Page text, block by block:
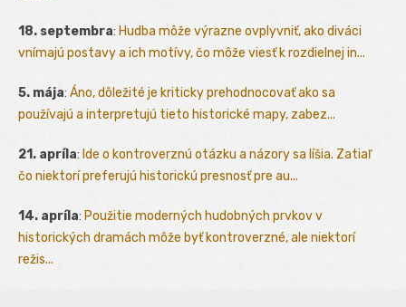
18. septembra: Hudba môže výrazne ovplyvniť, ako diváci
vnímajú postavy a ich motívy, čo môže viesť k rozdielnej in...
5. mája: Áno, dôležité je kriticky prehodnocovať ako sa
používajú a interpretujú tieto historické mapy, zabez...
21. apríla: Ide o kontroverznú otázku a názory sa líšia. Zatiaľ
čo niektorí preferujú historickú presnosť pre au...
14. apríla: Použitie moderných hudobných prvkov v
historických dramách môže byť kontroverzné, ale niektorí
režis...